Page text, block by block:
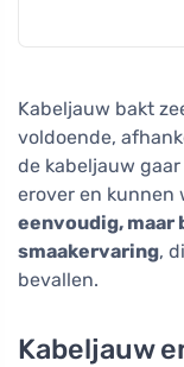
Kabeljauw bakt
voldoende,
de kabeljauw
erover en kunnen
eenvoudig,
smaakervaring,
bevallen.
Kabeljauw